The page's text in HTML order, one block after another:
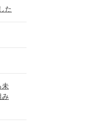
た
未
み